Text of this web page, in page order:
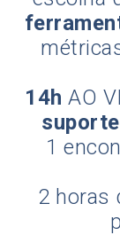
14h AO
1
2 horas